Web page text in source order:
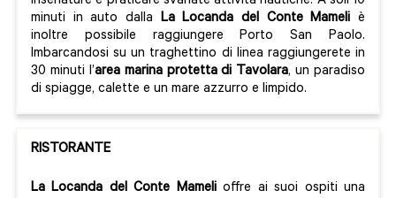
minuti in auto dalla La Locanda del Conte Mameli è
inoltre possibile raggiungere Porto San Paolo.
Imbarcandosi su un traghettino di linea raggiungerete in
30 minuti l’area marina protetta di Tavolara, un paradiso
di spiagge, calette e un mare azzurro e limpido.
RISTORANTE
La Locanda del Conte Mamelioffre ai suoi ospiti una